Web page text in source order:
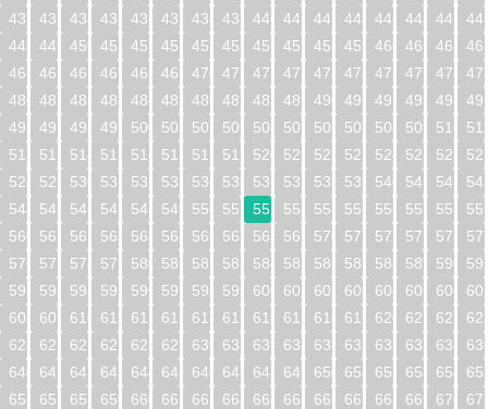
432
433 434 435 436 437 438 439 440 441 442 443 444 445 446
448
449 450 451 452 453 454 455 456 457 458 459 460 461 462
464
465 466 467 468 469 470 471 472 473 474 475 476 477 478
480
481 482 483 484 485 486 487 488 489 490 491 492 493 494
496
497 498 499 500 501 502 503 504 505 506 507 508 509 510
512
513 514 515 516 517 518 519 520 521 522 523 524 525 526
528
529 530 531 532 533 534 535 536 537 538 539 540 541 542
544
545 546 547 548 549 550 551 552 553 554 555 556 557 558
560
561 562 563 564 565 566 567 568 569 570 571 572 573 574
576
577 578 579 580 581 582 583 584 585 586 587 588 589 590
592
593 594 595 596 597 598 599 600 601 602 603 604 605 606
608
609 610 611 612 613 614 615 616 617 618 619 620 621 622
624
625 626 627 628 629 630 631 632 633 634 635 636 637 638
640
641 642 643 644 645 646 647 648 649 650 651 652 653 654
656
657 658 659 660 661 662 663 664 665 666 667 668 669 670